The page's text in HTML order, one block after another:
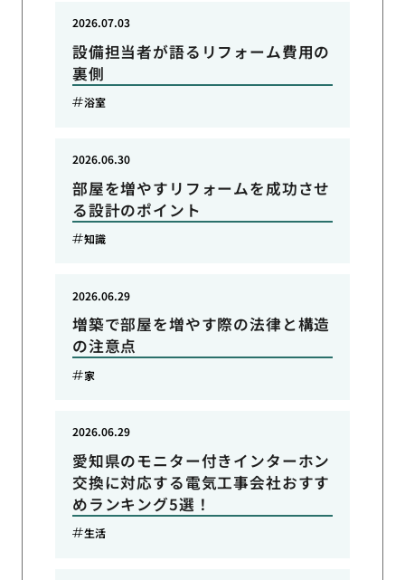
設備担当者が語るリフォーム費用の
裏側
2026.07.03
浴室
部屋を増やすリフォームを成功させ
る設計のポイント
2026.06.30
知識
増築で部屋を増やす際の法律と構造
の注意点
2026.06.29
家
愛知県のモニター付きインターホン
交換に対応する電気工事会社おすす
めランキング5選！
2026.06.29
生活